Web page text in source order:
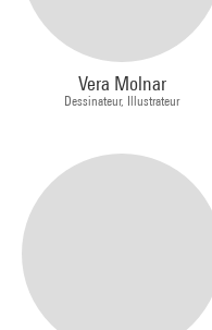
Vera Molnar
Dessinateur, Illustrateur